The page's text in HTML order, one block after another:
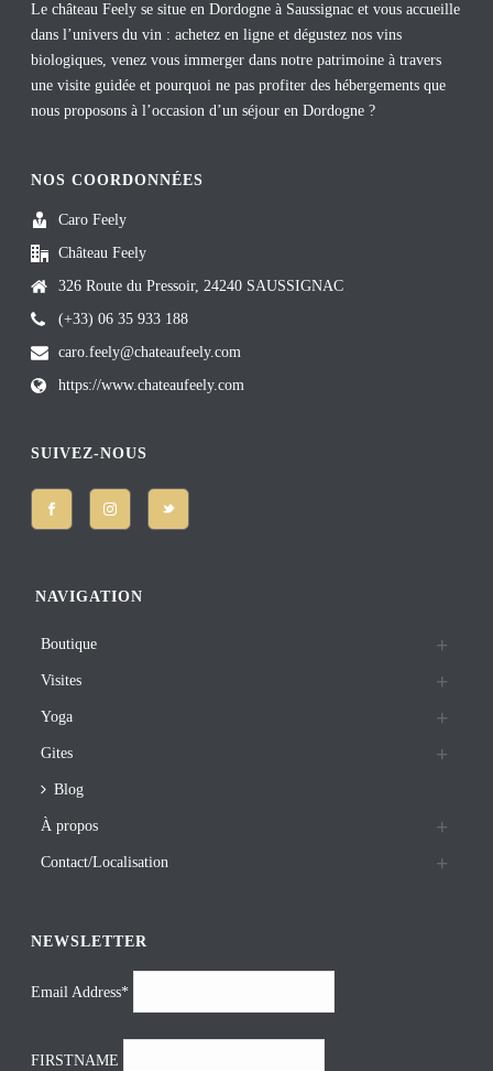
Le château Feely se situe en Dordogne à Saussignac et vous accueille
dans l’univers du vin : achetez en ligne et dégustez nos vins
biologiques, venez vous immerger dans notre patrimoine à travers
une visite guidée et pourquoi ne pas profiter des hébergements que
nous proposons à l’occasion d’un séjour en Dordogne ?
NOS COORDONNÉES
Caro Feely
Château Feely
326 Route du Pressoir, 24240 SAUSSIGNAC
(+33) 06 35 933 188
caro.feely@chateaufeely.com
https://www.chateaufeely.com
SUIVEZ-NOUS
NAVIGATION
Boutique
Visites
Yoga
Gites
Blog
À propos
Contact/Localisation
NEWSLETTER
Email Address*
FIRSTNAME